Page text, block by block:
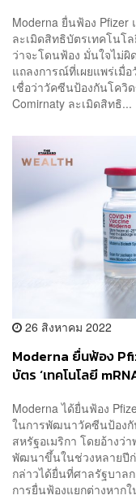
Moderna ยื่นฟ้อง Pfizer
ละเมิดสิทธิบัตรเทคโนโ
ว่าจะโดนฟ้อง มั่นใจไม่
แถลงการณ์ที่เผยแพร่เมื่
เชื่อว่าวัคซีนป้องกันโควิ
Comirnaty ละเมิดสิทธิ...
26 สิงหาคม 2022
Moderna ยื่นฟ้อง
บัตร ‘เทคโนโลยี
Moderna ได้ยื่นฟ้อง
ในการพัฒนาวัคซีนป้อง
สหรัฐอเมริกา โดยอ้างว่
พัฒนาขึ้นในช่วงหลายปี
กล่าวได้ยื่นที่ศาลรัฐบาล
การยื่นฟ้องแยกต่างหาก